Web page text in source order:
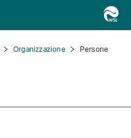
Organizzazione Persone